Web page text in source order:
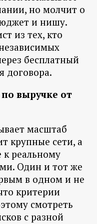
но молчит о
и нишу.
из тех, кто
бесплатный
договора.
выручке от
масштаб
крупные сети, а
реальному
Один и тот же
в одном и не
критерии
смотреть
с разной